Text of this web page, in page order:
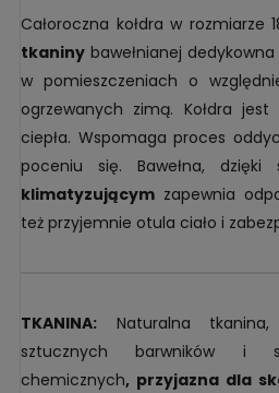
Całoroczna kołdra w rozmiarze
tkaniny bawełnianej
w pomieszczeniach o
ogrzewanych zimą. Kołdra
ciepła. Wspomaga proces
poceniu się. Bawełna, dzięki
klimatyzującym zapewnia
też przyjemnie otula ciało i
TKANINA: Naturalna tkanina,
sztucznych barwników i
chemicznych, przyjazna dla